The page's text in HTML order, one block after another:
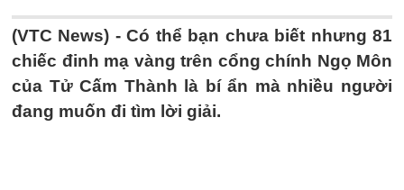
(VTC News) -Có thể bạn chưa biết nhưng 81
chiếc đinh mạ vàng trên cổng chính Ngọ Môn
của Tử Cấm Thành là bí ẩn mà nhiều người
đang muốn đi tìm lời giải.